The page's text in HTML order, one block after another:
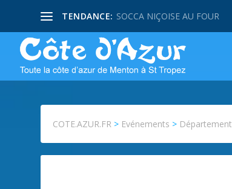
TENDANCE: SOCCA NIÇOISE AU FOUR
COTE.AZUR.FR > Evénements > Département